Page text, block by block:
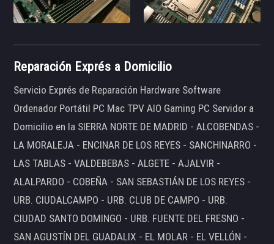
Reparación Exprés a Domicilio
Servicio Exprés de Reparación Hardware Software
Ordenador Portátil PC Mac TPV AIO Gaming PC Servidor a
Domicilio en la SIERRA NORTE DE MADRID - ALCOBENDAS -
LA MORALEJA - ENCINAR DE LOS REYES - SANCHINARRO -
LAS TABLAS - VALDEBEBAS - ALGETE - AJALVIR -
ALALPARDO - COBEÑA - SAN SEBASTIÁN DE LOS REYES -
URB. CIUDALCAMPO - URB. CLUB DE CAMPO - URB.
CIUDAD SANTO DOMINGO - URB. FUENTE DEL FRESNO -
SAN AGUSTÍN DEL GUADALIX - EL MOLAR - EL VELLÓN -